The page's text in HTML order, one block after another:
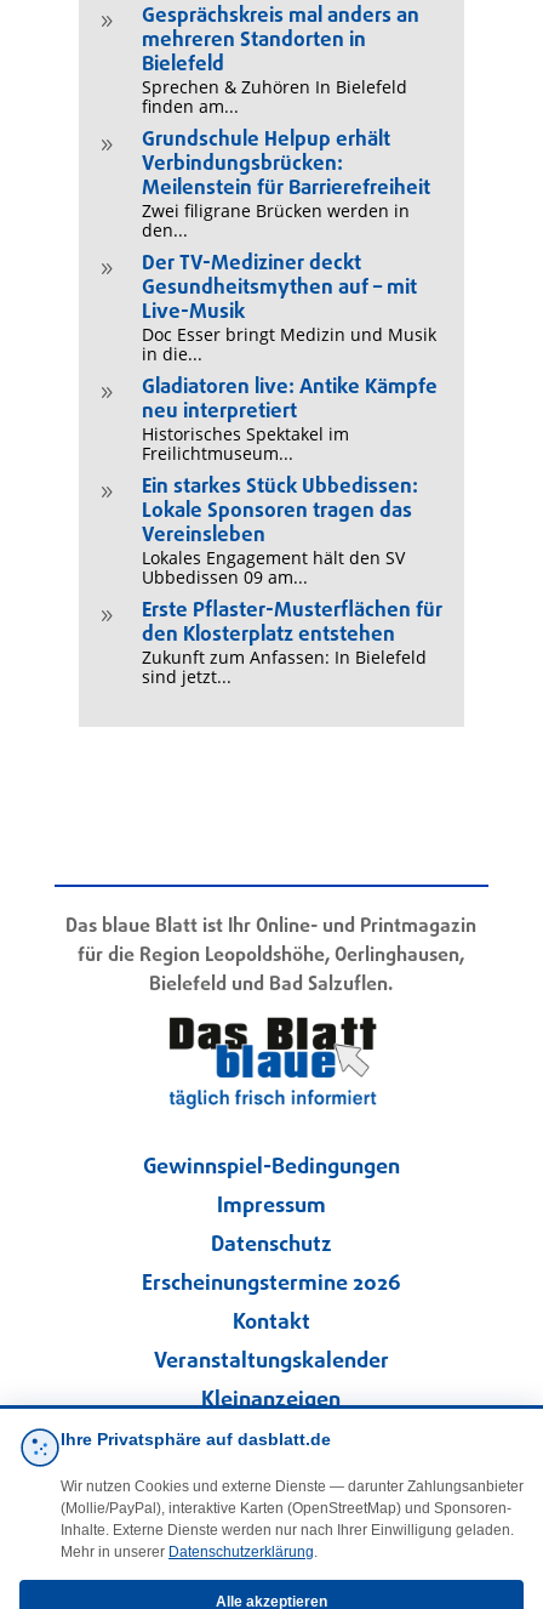
9
Gesprächskreis mal anders an
mehreren Standorten in
Bielefeld
Sprechen & Zuhören In Bielefeld
finden am...
9
Grundschule Helpup erhält
Verbindungsbrücken:
Meilenstein für Barrierefreiheit
Zwei filigrane Brücken werden in
den...
9
Der TV-Mediziner deckt
Gesundheitsmythen auf – mit
Live-Musik
Doc Esser bringt Medizin und Musik
in die...
9
Gladiatoren live: Antike Kämpfe
neu interpretiert
Historisches Spektakel im
Freilichtmuseum...
9
Ein starkes Stück Ubbedissen:
Lokale Sponsoren tragen das
Vereinsleben
Lokales Engagement hält den SV
Ubbedissen 09 am...
9
Erste Pflaster-Musterflächen für
den Klosterplatz entstehen
Zukunft zum Anfassen: In Bielefeld
sind jetzt...
Das blaue Blatt ist Ihr Online- und Printmagazin
für die Region Leopoldshöhe, Oerlinghausen,
Bielefeld und Bad Salzuflen.
Gewinnspiel-Bedingungen
Impressum
Datenschutz
Erscheinungstermine 2026
Kontakt
Veranstaltungskalender
Kleinanzeigen
Folgen Sie uns!
Ihre Privatsphäre auf dasblatt.de
Wir nutzen Cookies und externe Dienste — darunter Zahlungsanbieter
(Mollie/PayPal), interaktive Karten (OpenStreetMap) und Sponsoren-
Inhalte. Externe Dienste werden nur nach Ihrer Einwilligung geladen.
Mehr in unserer Datenschutzerklärung.
Alle akzeptieren